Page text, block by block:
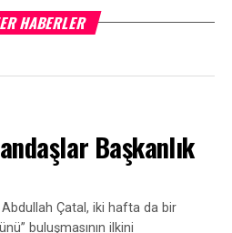
baktığınızda son olarak ta
diğer şehirlerde sıkıntıya
İstiklal Yolu diye yol kuran
razı olsun” dedi.
huzurlu
“Odada bir
HABERLER
Başkanlık
Çatal, iki hafta da bir
buluşmasının ilkini